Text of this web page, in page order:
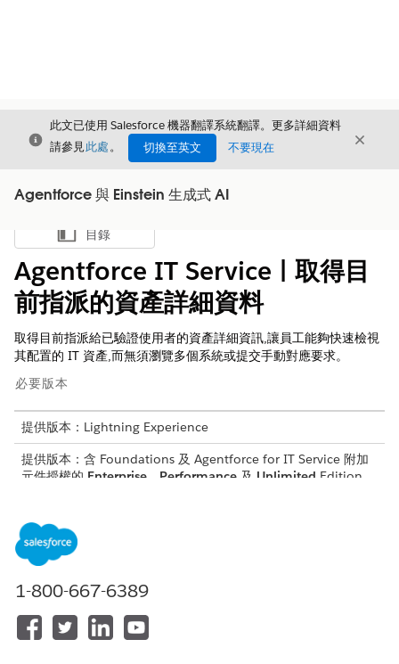
結束
此文已使用 Salesforce 機器翻譯系統翻譯。更多詳細資料
請參見此處。 切換至英文 不要現在 結束
Agentforce 與 Einstein 生成式 AI
顯示目錄
目錄
Agentforce IT Service | 取得目
前指派的資產詳細資料
取得目前指派給已驗證使用者的資產詳細資訊,讓員工能夠快速檢視
其配置的 IT 資產,而無須瀏覽多個系統或提交手動對應要求。
必要版本
提供版本：Lightning Experience
提供版本：含 Foundations 及 Agentforce for IT Service 附加
元件授權的 Enterprise Performance 及 Unlimited Edition,
所需的使用者權限
請參閱標準工作人員動作的
動作詳細資料
1-800-667-6389